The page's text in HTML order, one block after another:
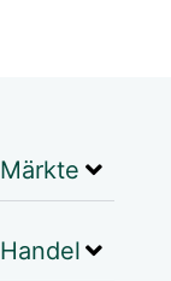
Märkte
Handel